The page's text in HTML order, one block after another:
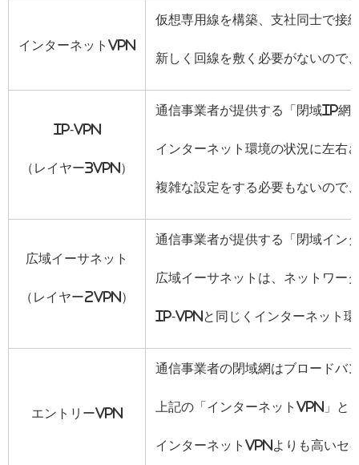
インターネットVPN
仮想専用線を構築、支社同士で接
新しく回線を敷く必要がないので
IP-VPN
（レイヤー3VPN）
通信事業者が提供する「閉域IP網
インターネット環境の状況に左右
複雑な設定をする必要もないので
広域イーサネット
（レイヤー2VPN）
通信事業者が提供する「閉域イン
広域イーサネットは、ネットワー
IP-VPNと同じくインターネット
エントリーVPN
通信事業者の閉域網はブロードバ
上記の「インターネットVPN」
インターネットVPNよりも高いセ